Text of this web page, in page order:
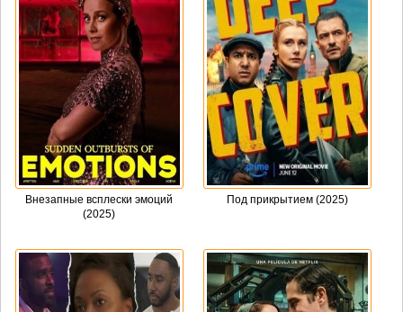
Внезапные всплески эмоций
(2025)
Под прикрытием (2025)